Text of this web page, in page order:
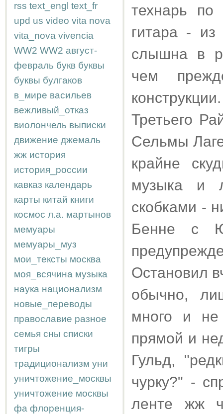
rss text_engl text_fr
upd us video vita nova
vita_nova vivencia
WW2 WW2 август-
февраль букв буквы
буквы булгаков
в_мире васильев
вежливый_отказ
виолончель выписки
движение джемаль
жж история
история_россии
кавказ календарь
карты китай книги
космос л.а. мартынов
мемуары
мемуары_муз
мои_тексты москва
моя_всячина музыка
наука национализм
новые_переводы
православие разное
семья сны списки
тигры
традиционализм уни
уничтожение_москвы
уничтожение москвы
фа флоренция-
технарь
гитара -
слышна в
чем
Третьего
Сельмы
крайне
музыка и
скобками -
Бенне с
Остановил
обычно,
много и не
прямой и
Гульд,
чурку?" -
ленте жж